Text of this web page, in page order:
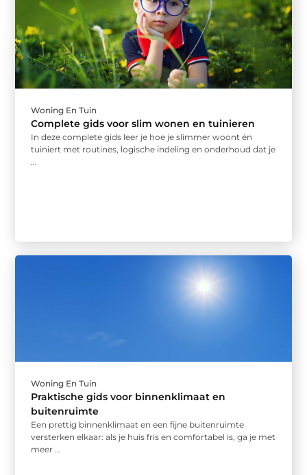
Woning En Tuin
Complete gids voor slim wonen en tuinieren
In deze complete gids leer je hoe je slimmer woont én
tuiniert met routines, logische indeling en onderhoud dat je
...
Woning En Tuin
Praktische gids voor binnenklimaat en
buitenruimte
Een prettig binnenklimaat en een fijne buitenruimte
versterken elkaar: als je huis fris en comfortabel is, ga je met
meer ...